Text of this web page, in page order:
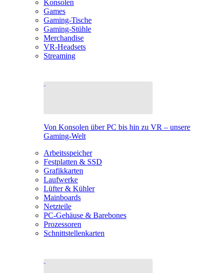
Konsolen
Games
Gaming-Tische
Gaming-Stühle
Merchandise
VR-Headsets
Streaming
Von Konsolen über PC bis hin zu VR – unsere
Gaming-Welt
Arbeitsspeicher
Festplatten & SSD
Grafikkarten
Laufwerke
Lüfter & Kühler
Mainboards
Netzteile
PC-Gehäuse & Barebones
Prozessoren
Schnittstellenkarten